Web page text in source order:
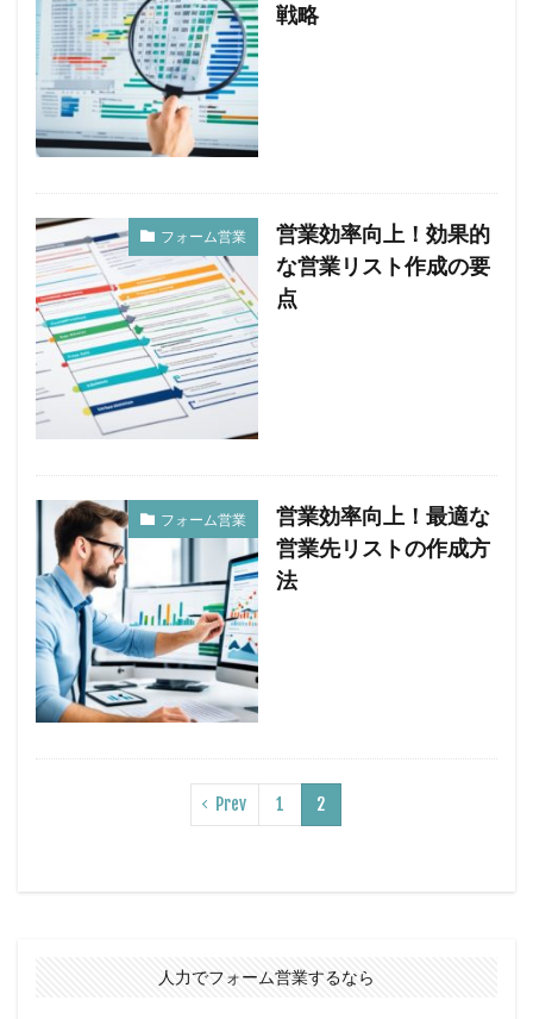
戦略
フォーム営業
営業効率向上！効果的
な営業リスト作成の要
点
フォーム営業
営業効率向上！最適な
営業先リストの作成方
法
Prev 1 2
人力でフォーム営業するなら